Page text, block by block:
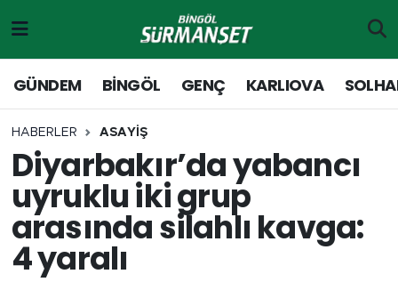
GÜNDEM BİNGÖL GENÇ KARLIOVA
HABERLER ASAYİŞ
Diyarbakır’da yabancı
uyruklu iki grup
arasında silahlı kavga:
4 yaralı
Genç
Solhan
Karlıova
Adaklı-Kiğı
Merkez Hava Durumu
Merkez Trafik Yoğunluk Haritası
Süper Lig Puan Durumu ve Fikstür
Tüm Manşetler